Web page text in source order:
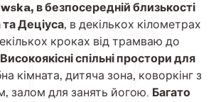
в безпосередній близькості
Деціуса, в декількох кілометрах
кроках від трамваю до
Високоякісні спільні простори для
кімната, дитяча зона, коворкінг з
залом для занять йогою. Багато